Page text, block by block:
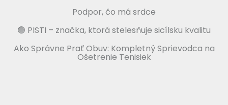
Podpor, čo má srdce
🟢 PISTI – značka, ktorá stelesňuje sicílsku kvalitu
Ako Správne Prať Obuv: Kompletný Sprievodca na
Ošetrenie Tenisiek